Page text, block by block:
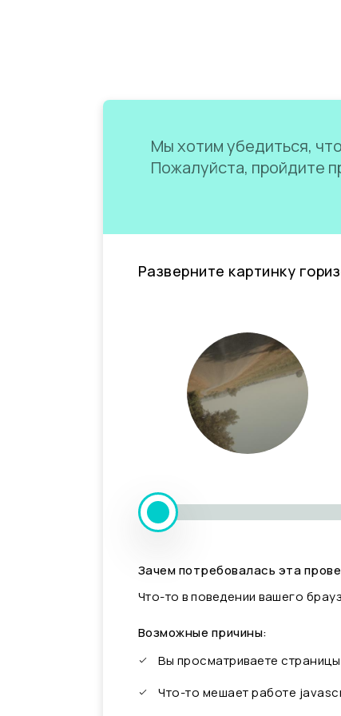
Мы хотим убедиться,
Пожалуйста, пройдите
Разверните картинку
Зачем потребовалась эта
Что-то в поведении вашего
Возможные причины:
Вы просматриваете
Что-то мешает работе